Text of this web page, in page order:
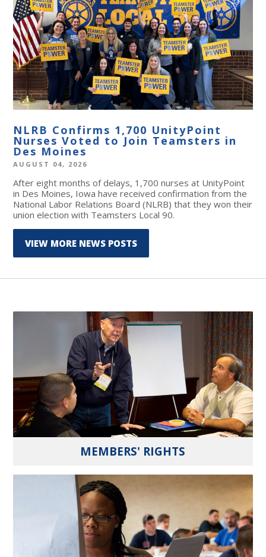
NLRB Confirms 1,700 UnityPoint
Nurses Voted to Join Teamsters in
Des Moines
AUGUST 04, 2026
After eight months of delays, 1,700 nurses at UnityPoint
in Des Moines, Iowa have received confirmation from the
National Labor Relations Board (NLRB) that they won their
union election with Teamsters Local 90.
VIEW MORE NEWS POSTS
MEMBERS' RIGHTS